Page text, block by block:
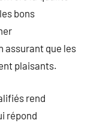
bons
assurant que les
plaisants.
rend
répond